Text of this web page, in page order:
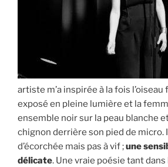
artiste m’a inspirée à la fois
exposé en pleine lumière et la
ensemble noir sur la peau blanche
chignon derrière son pied de micro.
d’écorchée mais pas à vif ;une
délicate. Une vraie poésie tant